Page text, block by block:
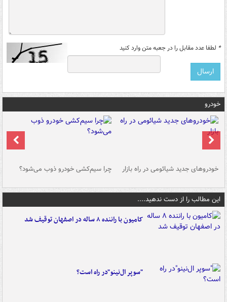
* لطفا عدد مقابل را در جعبه متن وارد کنید
خودرو
خودروهای جدید شیائومی در راه بازار چرا سیم‌کشی خودرو ذوب می‌شود؟
این مطالب را از دست ندهید....
کامیون با راننده ۸ ساله در اصفهان توقیف شد
"سوپر ال‌نینو"در راه است؟